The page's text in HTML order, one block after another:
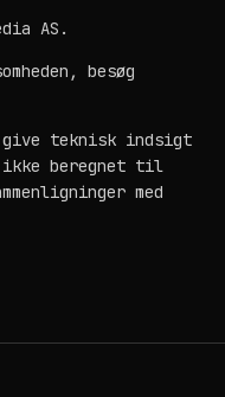
AS.
besøg
teknisk indsigt
beregnet til
med